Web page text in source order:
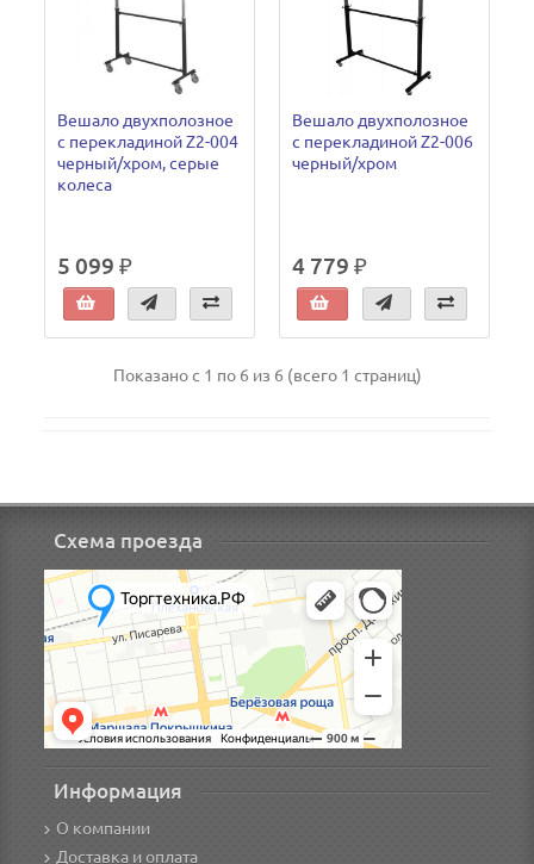
Вешало двухполозное
с перекладиной Z2-004
черный/хром, серые
колеса
5 099 ₽
Вешало двухполозное
с перекладиной Z2-006
черный/хром
4 779 ₽
Показано с 1 по 6 из 6 (всего 1 страниц)
Схема проезда
Информация
О компании
Доставка и оплата